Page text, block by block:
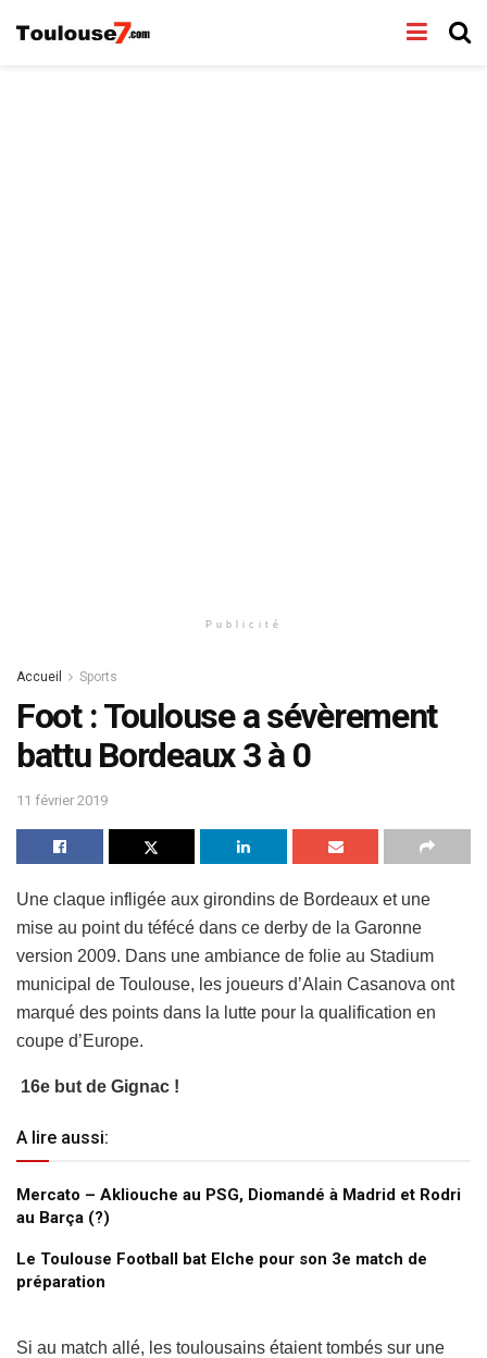
Publicité
Accueil Sports
Foot : Toulouse a sévèrement
battu Bordeaux 3 à 0
11 février 2019
Une claque infligée aux girondins de Bordeaux et une
mise au point du téfécé dans ce derby de la Garonne
version 2009. Dans une ambiance de folie au Stadium
municipal de Toulouse, les joueurs d’Alain Casanova ont
marqué des points dans la lutte pour la qualification en
coupe d’Europe.
16e but de Gignac !
A lire aussi:
Mercato – Akliouche au PSG, Diomandé à Madrid et Rodri
au Barça (?)
Le Toulouse Football bat Elche pour son 3e match de
préparation
Si au match allé, les toulousains étaient tombés sur une